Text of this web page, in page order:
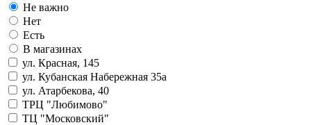
Не важно
Нет
Есть
В магазинах
ул. Красная, 145
ул. Кубанская Набережная 35а
ул. Атарбекова, 40
ТРЦ "Любимово"
ТЦ "Московский"